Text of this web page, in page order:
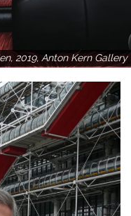
2019, Anton Kern Gallery